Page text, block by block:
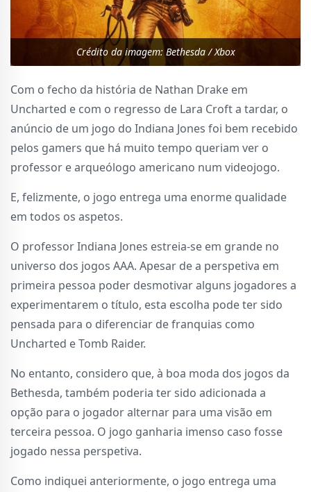
Crédito da imagem: Bethesda / Xbox
Com o fecho da história de Nathan Drake em
Uncharted e com o regresso de Lara Croft a tardar, o
anúncio de um jogo do Indiana Jones foi bem recebido
pelos gamers que há muito tempo queriam ver o
professor e arqueólogo americano num videojogo.
E, felizmente, o jogo entrega uma enorme qualidade
em todos os aspetos.
O professor Indiana Jones estreia-se em grande no
universo dos jogos AAA. Apesar de a perspetiva em
primeira pessoa poder desmotivar alguns jogadores a
experimentarem o título, esta escolha pode ter sido
pensada para o diferenciar de franquias como
Uncharted e Tomb Raider.
No entanto, considero que, à boa moda dos jogos da
Bethesda, também poderia ter sido adicionada a
opção para o jogador alternar para uma visão em
terceira pessoa. O jogo ganharia imenso caso fosse
jogado nessa perspetiva.
Como indiquei anteriormente, o jogo entrega uma